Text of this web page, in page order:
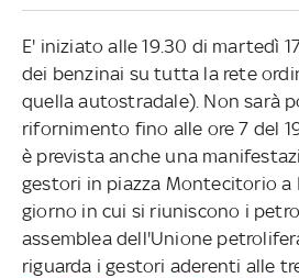
E' iniziato alle 19.30 di martedì
dei benzinai su tutta la rete
quella autostradale). Non sarà
rifornimento fino alle ore 7 del
è prevista anche una
gestori in piazza Montecitorio a
giorno in cui si riuniscono i
assemblea dell'Unione
riguarda i gestori aderenti alle